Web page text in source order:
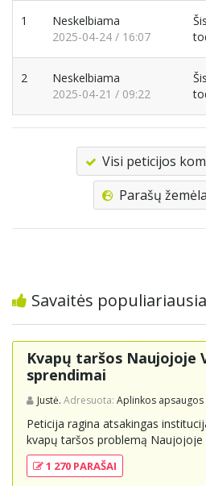
1
Neskelbiama
2025-04-24 / 16:07
2
Neskelbiama
2025-04-21 / 09:22
Visi peticijos
Parašų
Savaitės populiariausia
Kvapų taršos Naujojoje
sprendimai
Justė. Adresuota: Aplinkos apsaugos
Peticija ragina atsakingas
kvapų taršos problemą Naujojoje
buitinių atliekų sąvartyno
skundžiasi nuolatiniu stipriu
1 270 PARAŠAI